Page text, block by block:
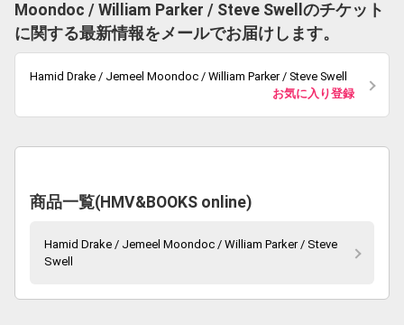
Moondoc / William Parker / Steve Swellのチケット
に関する最新情報をメールでお届けします。
Hamid Drake / Jemeel Moondoc / William Parker / Steve Swell
お気に入り登録
商品一覧(HMV&BOOKS online)
Hamid Drake / Jemeel Moondoc / William Parker / Steve
Swell